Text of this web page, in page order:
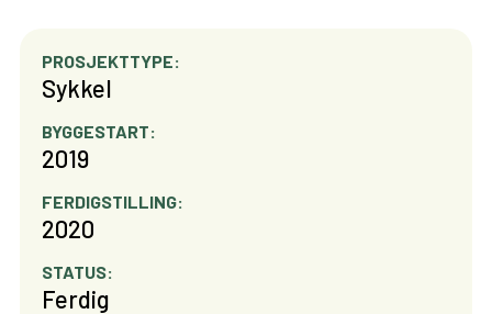
PROSJEKTTYPE:
Sykkel
BYGGESTART:
2019
FERDIGSTILLING:
2020
STATUS:
Ferdig